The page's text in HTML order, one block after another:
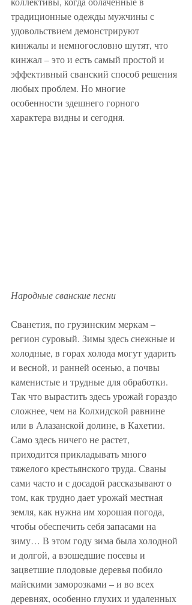
традиционные одежды мужчины с
удовольствием демонстрируют
кинжалы и немногословно шутят, что
кинжал – это и есть самый простой и
эффективный сванский способ решения
любых проблем. Но многие
особенности здешнего горного
характера видны и сегодня.
Народные сванские песни
Сванетия, по грузинским меркам –
регион суровый. Зимы здесь снежные и
холодные, в горах холода могут ударить
и весной, и ранней осенью, а почвы
каменистые и трудные для обработки.
Так что вырастить здесь урожай гораздо
сложнее, чем на Колхидской равнине
или в Алазанской долине, в Кахетии.
Само здесь ничего не растет,
приходится прикладывать много
тяжелого крестьянского труда. Сваны
сами часто и с досадой рассказывают о
том, как трудно дает урожай местная
земля, как нужна им хорошая погода,
чтобы обеспечить себя запасами на
зиму… В этом году зима была холодной
и долгой, а взошедшие посевы и
зацветшие плодовые деревья побило
майскими заморозками – и во всех
деревнях, особенно глухих и удаленных